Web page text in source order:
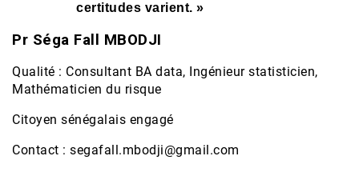
certitudes varient. »
Pr Séga Fall MBODJI
Qualité : Consultant BA data, Ingénieur statisticien,
Mathématicien du risque
Citoyen sénégalais engagé
Contact : segafall.mbodji@gmail.com